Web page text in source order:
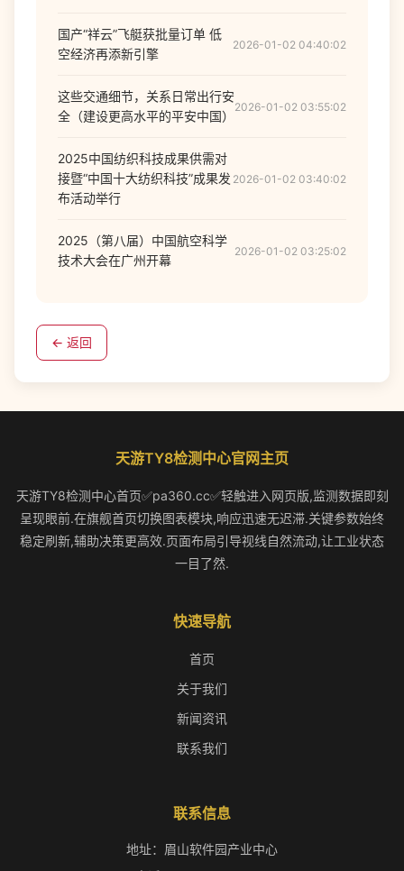
国产“祥云”飞艇获批量订单 低
空经济再添新引擎
2026-01-02 04:40:02
这些交通细节，关系日常出行安
全（建设更高水平的平安中国）
2026-01-02 03:55:02
2025中国纺织科技成果供需对
接暨“中国十大纺织科技”成果发
布活动举行
2026-01-02 03:40:02
2025（第八届）中国航空科学
技术大会在广州开幕
2026-01-02 03:25:02
← 返回
天游TY8检测中心官网主页
天游TY8检测中心首页✅pa360.cc✅轻触进入网页版,监测数据即刻
呈现眼前.在旗舰首页切换图表模块,响应迅速无迟滞.关键参数始终
稳定刷新,辅助决策更高效.页面布局引导视线自然流动,让工业状态
一目了然.
快速导航
首页
关于我们
新闻资讯
联系我们
联系信息
地址：眉山软件园产业中心